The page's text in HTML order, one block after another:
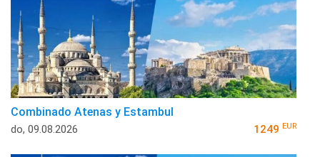
Combinado Atenas y Estambul
do, 09.08.2026 1249 EUR